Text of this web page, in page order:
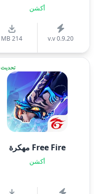
أكشن
v.v 0.9.20
214 MB
تحديث
Free Fire مهكرة
أكشن